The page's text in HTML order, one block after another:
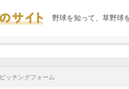
野球を知って、草野球
ピッチングフォーム